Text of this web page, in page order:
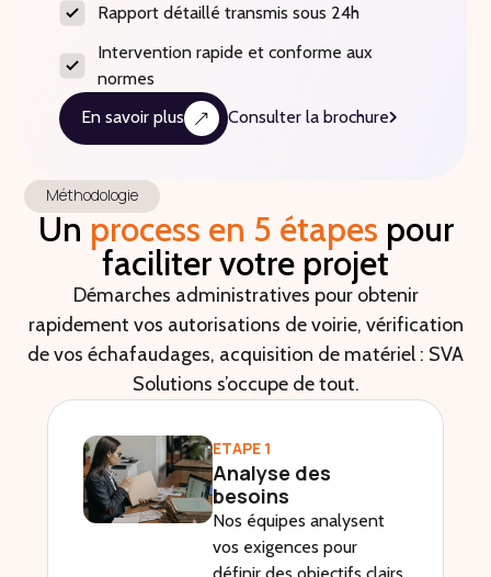
Rapport détaillé transmis sous 24h
Intervention rapide et conforme aux
normes
En savoir plus
Consulter la brochure
Méthodologie
Un process en 5 étapes pour
faciliter votre projet
Démarches administratives pour obtenir
rapidement vos autorisations de voirie, vérification
de vos échafaudages, acquisition de matériel : SVA
Solutions s’occupe de tout.
ETAPE 1
Analyse des
besoins
Nos équipes analysent
vos exigences pour